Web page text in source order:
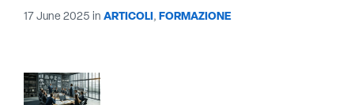
17 June 2025 in ARTICOLI, FORMAZIONE